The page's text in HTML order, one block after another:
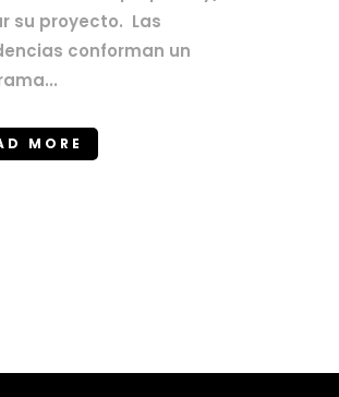
su proyecto. Las
conforman un
MORE